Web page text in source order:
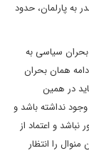
به پارلمان، حدود
سیاسی به
همان بحران
در همین
وجود نداشته باشد و
و اعتماد از
را انتظار